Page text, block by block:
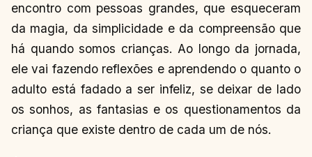
encontro com pessoas grandes, que esqueceram
da magia, da simplicidade e da compreensão que
há quando somos crianças. Ao longo da jornada,
ele vai fazendo reflexões e aprendendo o quanto o
adulto está fadado a ser infeliz, se deixar de lado
os sonhos, as fantasias e os questionamentos da
criança que existe dentro de cada um de nós.